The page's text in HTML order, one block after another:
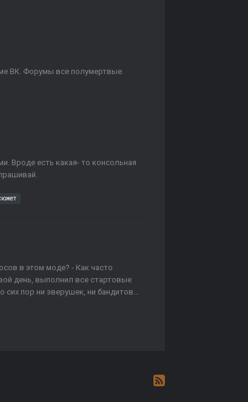
ВК. Форумы все полумертвые.
Вроде есть какая- то консольная
в этом моде? - Как часто
день, выполнил все стартовые
пор ни зверушек, ни бандитов...